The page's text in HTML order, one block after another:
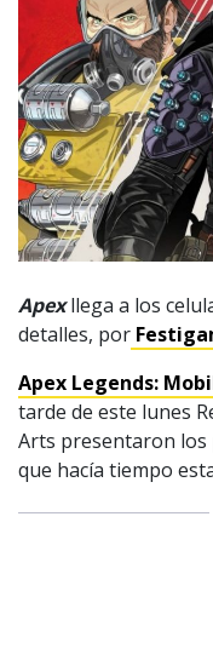
Apexllega a los
detalles, por
Apex Legends:
tarde de este lunes
Arts presentaron
que hacía tiempo